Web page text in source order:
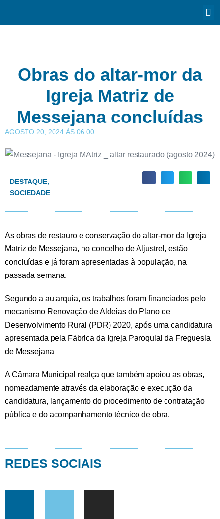
Obras do altar-mor da
Igreja Matriz de
Messejana concluídas
AGOSTO 20, 2024 ÀS 06:00
DESTAQUE,
SOCIEDADE
As obras de restauro e conservação do altar-mor da Igreja
Matriz de Messejana, no concelho de Aljustrel, estão
concluídas e já foram apresentadas à população, na
passada semana.
Segundo a autarquia, os trabalhos foram financiados pelo
mecanismo Renovação de Aldeias do Plano de
Desenvolvimento Rural (PDR) 2020, após uma candidatura
apresentada pela Fábrica da Igreja Paroquial da Freguesia
de Messejana.
A Câmara Municipal realça que também apoiou as obras,
nomeadamente através da elaboração e execução da
candidatura, lançamento do procedimento de contratação
pública e do acompanhamento técnico de obra.
REDES SOCIAIS